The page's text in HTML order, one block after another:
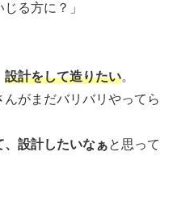
る方に？」
設計をして造りたい。
がまだバリバリやってら
、設計したいなぁと思って